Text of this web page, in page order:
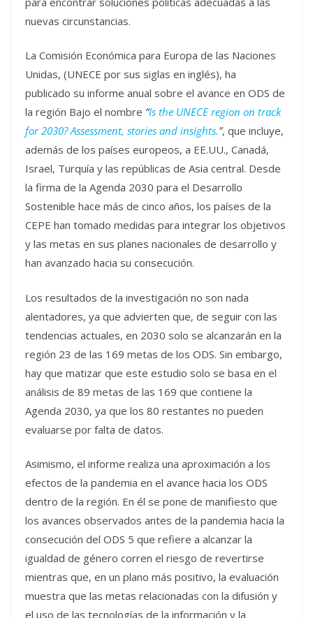
nuevas circunstancias.
La Comisión Económica para Europa de las Naciones
Unidas, (UNECE por sus siglas en inglés), ha
publicado su informe anual sobre el avance en ODS de
la región Bajo el nombre “Is the UNECE region on track
for 2030? Assessment, stories and insights.”, que incluye,
además de los países europeos, a EE.UU., Canadá,
Israel, Turquía y las repúblicas de Asia central. Desde
la firma de la Agenda 2030 para el Desarrollo
Sostenible hace más de cinco años, los países de la
CEPE han tomado medidas para integrar los objetivos
y las metas en sus planes nacionales de desarrollo y
han avanzado hacia su consecución.
Los resultados de la investigación no son nada
alentadores, ya que advierten que, de seguir con las
tendencias actuales, en 2030 solo se alcanzarán en la
región 23 de las 169 metas de los ODS. Sin embargo,
hay que matizar que este estudio solo se basa en el
análisis de 89 metas de las 169 que contiene la
Agenda 2030, ya que los 80 restantes no pueden
evaluarse por falta de datos.
Asimismo, el informe realiza una aproximación a los
efectos de la pandemia en el avance hacia los ODS
dentro de la región. En él se pone de manifiesto que
los avances observados antes de la pandemia hacia la
consecución del ODS 5 que refiere a alcanzar la
igualdad de género corren el riesgo de revertirse
mientras que, en un plano más positivo, la evaluación
muestra que las metas relacionadas con la difusión y
el uso de las tecnologías de la información y la